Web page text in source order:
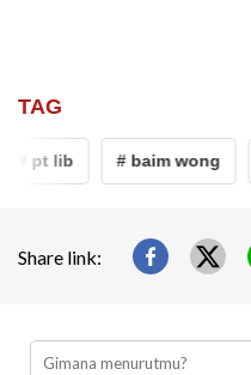
TAG
# pt lib # baim wong
Share link: